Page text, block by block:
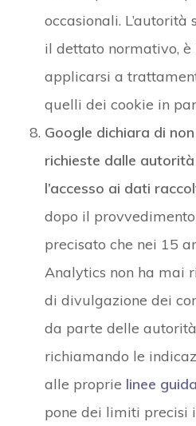
occasionali.
il dettato normativo, è
applicarsi a
quelli dei cookie in
Google dichiara di
richieste dalle
l’accesso ai dati
dopo il
precisato che nei 15
Analytics non ha mai
di divulgazione dei
da parte delle autorità
richiamando le
alle proprie linee
pone dei limiti precisi